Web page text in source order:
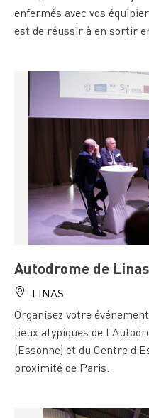
enfermés avec vos
est de réussir à en sortir
Autodrome de
LINAS
Organisez votre
lieux atypiques de
(Essonne) et du Centre
proximité de Paris.